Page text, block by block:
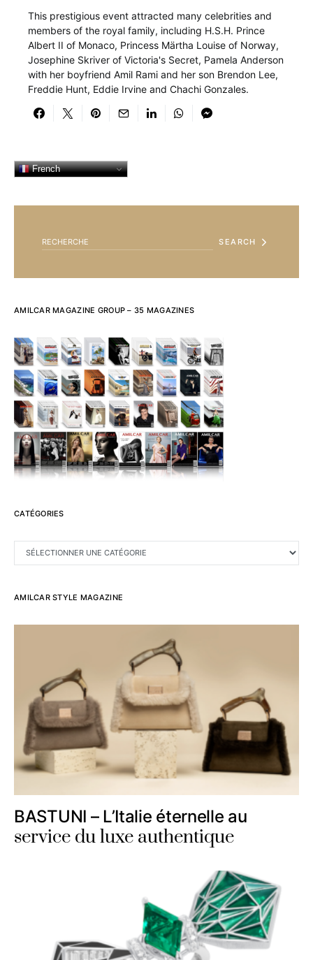
This prestigious event attracted many celebrities and
members of the royal family, including H.S.H. Prince
Albert II of Monaco, Princess Märtha Louise of Norway,
Josephine Skriver of Victoria's Secret, Pamela Anderson
with her boyfriend Amil Rami and her son Brendon Lee,
Freddie Hunt, Eddie Irvine and Chachi Gonzales.
French
SEARCH
AMILCAR MAGAZINE GROUP – 35 MAGAZINES
CATÉGORIES
CATÉGORIES
AMILCAR STYLE MAGAZINE
BASTUNI – L’Italie éternelle au
service du luxe authentique